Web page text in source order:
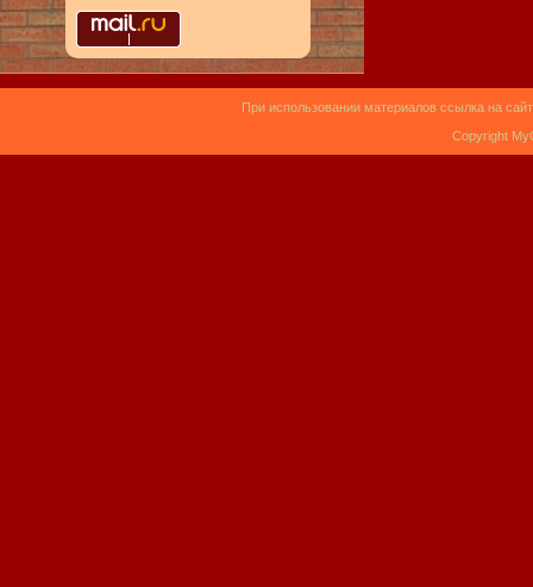
При использовании материалов ссылка на
Copyright